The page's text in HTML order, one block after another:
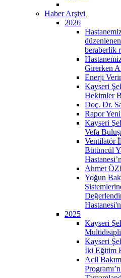
Haber Arşivi
2026
beraberlik
Girerken
Enerji
Kayseri
Hekimler
Doç. Dr.
Rapor
Kayseri
Vefa
Ventilatör
Bütüncül
Ahmet
Yoğun
2025
Kayseri
Kayseri
İki Eğitim
Acil